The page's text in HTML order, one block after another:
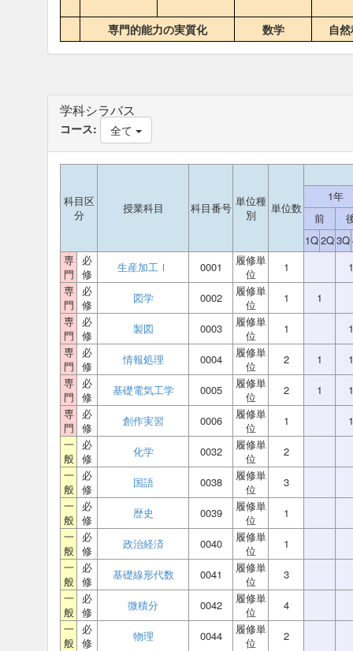
専門的能力の実質化 数学 自
学科シラバス
コース: 全て
科目区
分
授業科目 科目番号 単位種
別
単位数
1年
前
1Q2Q3Q
専
門
必
修
生産加工Ⅰ 0001
履修単
位
1
1
専
門
必
修
図学 0002
履修単
位
1
1
専
門
必
修
製図 0003
履修単
位
1
1
専
門
必
修
情報処理 0004
履修単
位
2 1
1
専
門
必
修
基礎電気工学 0005
履修単
位
2 1
1
専
門
必
修
創作実習 0006
履修単
位
1
1
一
般
必
修
化学 0032
履修単
位
2
一
般
必
修
国語 0038
履修単
位
3
一
般
必
修
歴史 0039
履修単
位
1
一
般
必
修
政治経済 0040
履修単
位
1
一
般
必
修
基礎線形代数 0041
履修単
位
3
一
般
必
修
微積分 0042
履修単
位
4
一
般
必
修
物理 0044
履修単
位
2